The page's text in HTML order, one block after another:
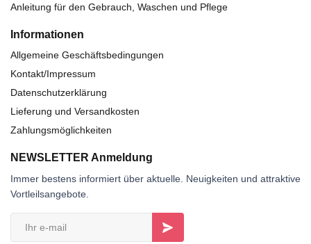
Anleitung für den Gebrauch, Waschen und Pflege
Informationen
Allgemeine Geschäftsbedingungen
Kontakt/Impressum
Datenschutzerklärung
Lieferung und Versandkosten
Zahlungsmöglichkeiten
NEWSLETTER Anmeldung
Immer bestens informiert über aktuelle. Neuigkeiten und attraktive
Vortleilsangebote.